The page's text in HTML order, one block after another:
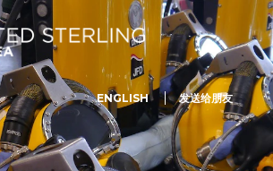
ENGLISH 发送给朋友